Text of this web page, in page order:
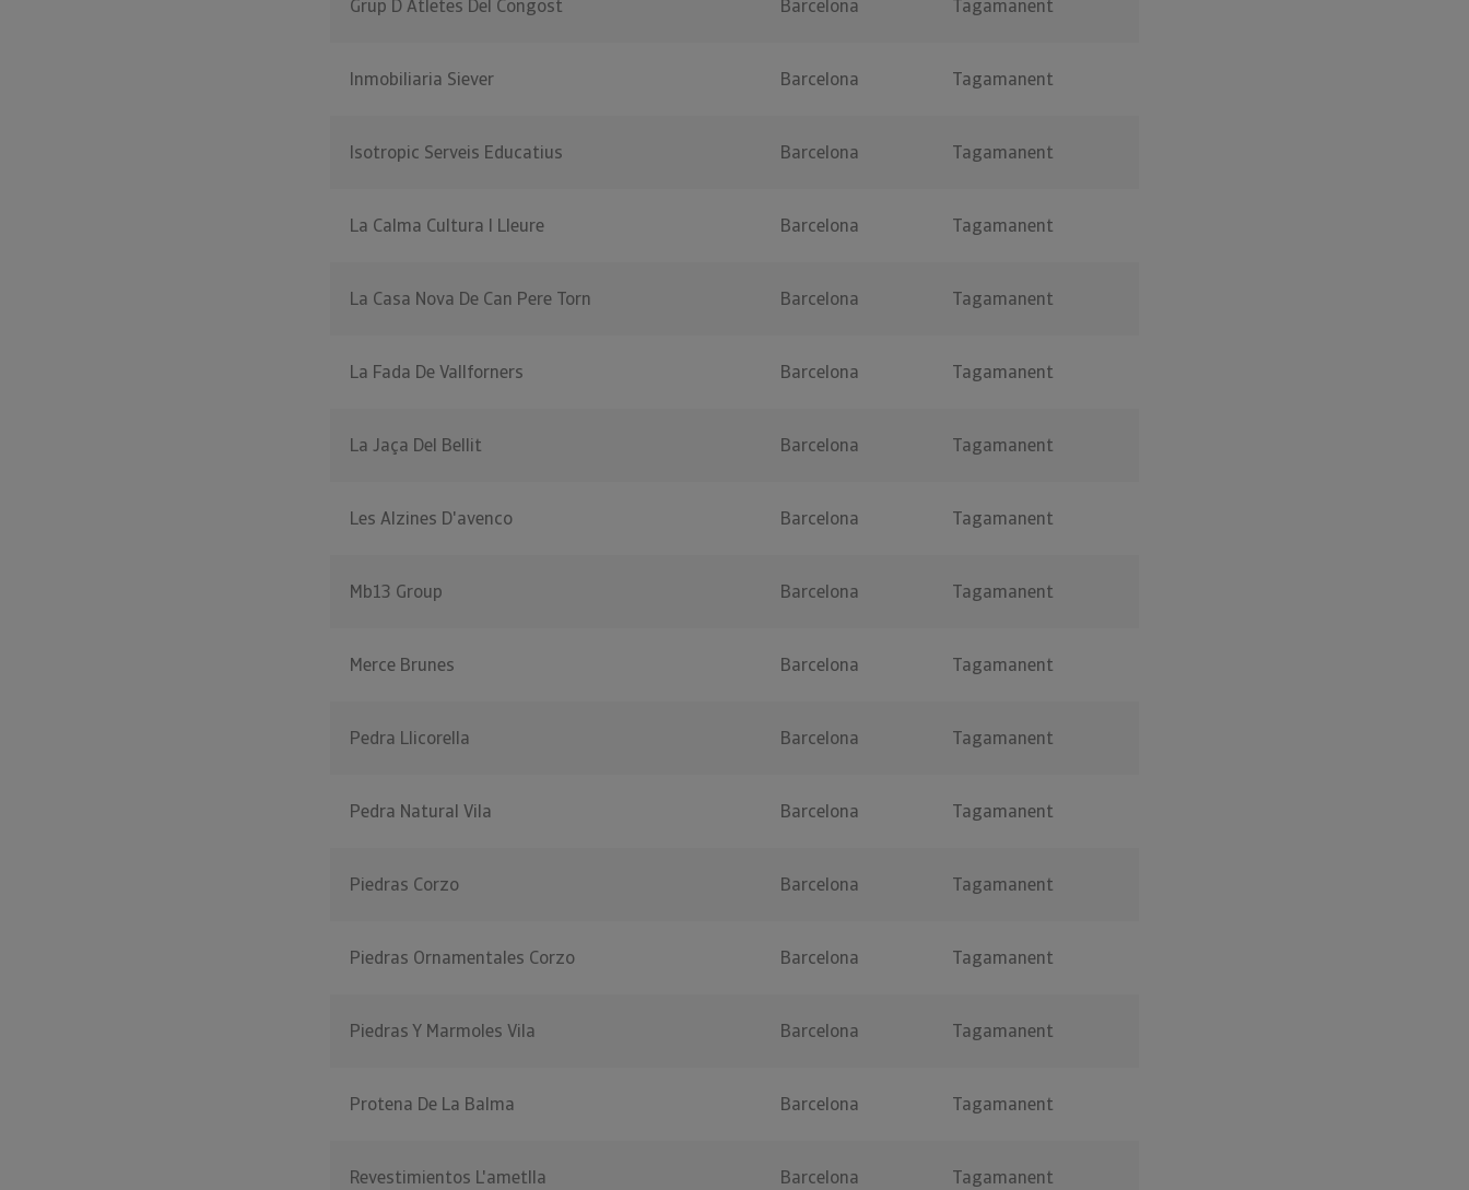
Grup D Atletes Del Congost Barcelona Tagamanent
Inmobiliaria Siever Barcelona Tagamanent
Isotropic Serveis Educatius Barcelona Tagamanent
La Calma Cultura I Lleure Barcelona Tagamanent
La Casa Nova De Can Pere Torn Barcelona Tagamanent
La Fada De Vallforners Barcelona Tagamanent
La Jaça Del Bellit Barcelona Tagamanent
Les Alzines D'avenco Barcelona Tagamanent
Mb13 Group Barcelona Tagamanent
Merce Brunes Barcelona Tagamanent
Pedra Llicorella Barcelona Tagamanent
Pedra Natural Vila Barcelona Tagamanent
Piedras Corzo Barcelona Tagamanent
Piedras Ornamentales Corzo Barcelona Tagamanent
Piedras Y Marmoles Vila Barcelona Tagamanent
Protena De La Balma Barcelona Tagamanent
Revestimientos L'ametlla Barcelona Tagamanent